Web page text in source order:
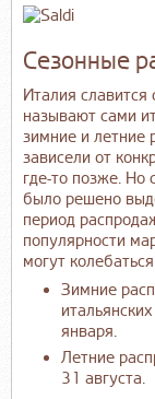
Сезонные
Италия
называют сами
зимние и летние
зависели от
где-то позже. Но
было решено
период
популярности
могут
Зимние
января.
Летние
31 августа.